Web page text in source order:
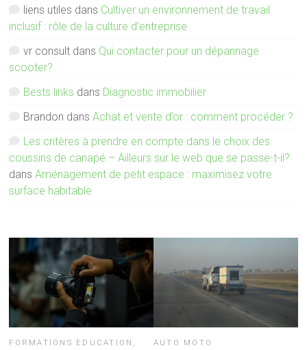
liens utiles dans Cultiver un environnement de travail
inclusif : rôle de la culture d’entreprise
vr consult dans Qui contacter pour un dépannage
scooter?
Bests links dans Diagnostic immobilier
Brandon dansAchat et vente d’or : comment procéder ?
Les critères à prendre en compte dans le choix des
coussins de canapé – Ailleurs sur le web que se passe-t-il?
dansAménagement de petit espace : maximisez votre
surface habitable
FORMATIONS EDUCATION ,
AUTO MOTO